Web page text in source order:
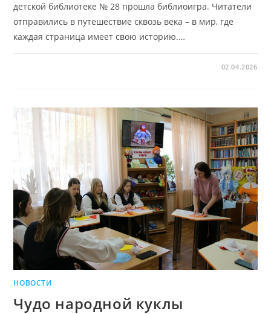
детской библиотеке № 28 прошла библиоигра. Читатели
отправились в путешествие сквозь века – в мир, где
каждая страница имеет свою историю.…
02.04.2026
НОВОСТИ
Чудо народной куклы